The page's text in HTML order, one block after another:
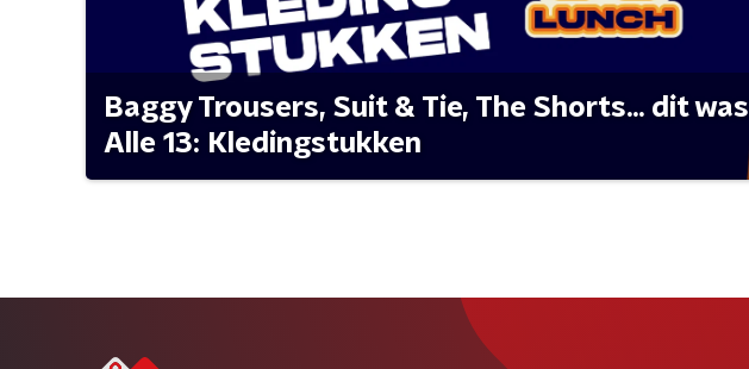
Baggy Trousers, Suit & Tie, The Shorts... dit was
Alle 13: Kledingstukken